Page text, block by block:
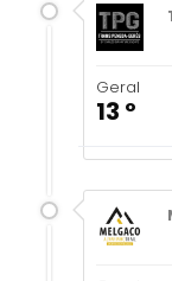
Geral
13 º